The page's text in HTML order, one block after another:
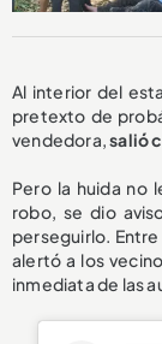
Al interior del
pretexto de
vendedora,salió
Pero la huida no
robo, se dio
perseguirlo.
alertó a los
inmediata de las